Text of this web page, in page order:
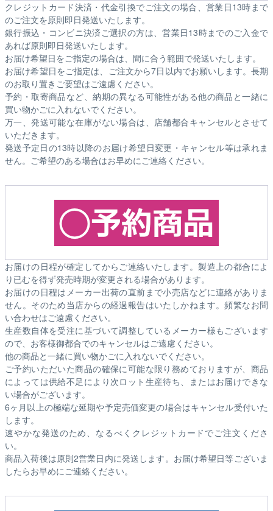
クレジットカード決済・代金引換でご注文の場合、営業日13時まで
のご注文を原則即日発送いたします。
銀行振込・コンビニ決済ご選択の方は、営業日13時までのご入金で
あれば原則即日発送いたします。
お届け希望日をご指定の場合は、間に合う範囲で発送いたします。
お届け希望日をご指定は、ご注文から7日以内でお願いします。長期
のお取り置きご要望はご遠慮ください。
予約・取寄商品など、納期の異なる可能性がある他の商品と一緒に
買い物かごに入れないでください。
万一、発送可能な在庫がない場合は、店舗都合キャンセルとさせて
いただきます。
発送予定日の13時以降のお届け希望日変更・キャンセル等は承れま
せん。ご希望のある場合はお早めにご連絡ください。
お届けの日程が確定してからご連絡いたします。製造上の都合によ
り已むを得ず発売時期が変更される場合があります。
お届けの日程はメーカー出荷の直前まで小売店などに連絡がありま
せん。そのため当店からの経過報告はいたしかねます。頻繁なお問
い合わせはご遠慮ください。
生産数自体を受注に基づいて調整しているメーカー様もございます
ので、お客様御都合でのキャンセルはご遠慮ください。
他の商品と一緒に買い物かごに入れないでください。
ご予約いただいた商品の確保に可能な限り務めておりますが、商品
によっては供給不足により次ロット生産待ち、またはお届けできな
い場合がございます。
6ヶ月以上の極端な延期や予定売価変更の場合はキャンセル受付いた
します。
速やかな発送のため、なるべくクレジットカードでご注文くださ
い。
商品入荷後は原則2営業日内に発送します。お届け希望日等ございま
したらお早めにご連絡ください。